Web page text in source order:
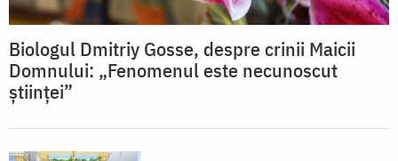
Biologul Dmitriy Gosse, despre crinii Maicii
Domnului: „Fenomenul este necunoscut
științei”